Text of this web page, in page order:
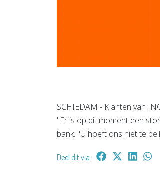
SCHIEDAM - Klanten van
"Er is op dit moment een
bank. "U hoeft ons niet te
Deel dit via: